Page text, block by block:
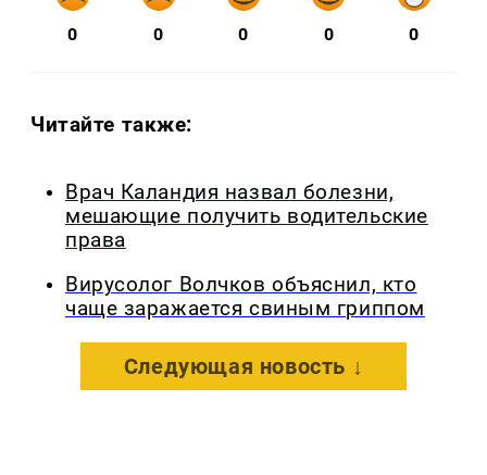
0 0 0 0 0
Читайте также:
Врач Каландия назвал болезни,
мешающие получить водительские
права
Вирусолог Волчков объяснил, кто
чаще заражается свиным гриппом
Следующая новость ↓